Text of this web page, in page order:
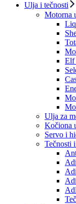
Ulja i tečnosti
Motorna
Elf
Ulja za
Kočiona
Servo i
Tečnosti